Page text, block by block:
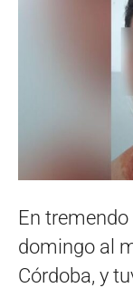
En
domingo al
Córdoba, y